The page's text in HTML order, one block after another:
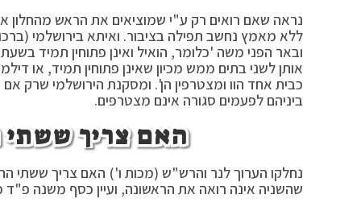
נראה שאם רואים רק ע"י שמוציאים את הראש מהחלון
ללא מאמץ נחשב תפילה בציבור. ואיתא בירושלמי
ובאר הפני משה 'כלומר, הואיל ואינן פתוחין תמיד
אותן לשני בתים ממש מכיון שאינן פתוחין תמיד, או
כבית אחד הוו ומצטרפין הן'. ומסקנת הירושלמי שרק
ביניהם לפעמים סגורה אינם מצטרפים.
האם צריך ששתי
נחלקו הערוך לנר והרש"ש (מכות ו') האם צריך ששתי
שהשניה אינה רואה את הראשונה, ועיין כסף משנה פ"ד